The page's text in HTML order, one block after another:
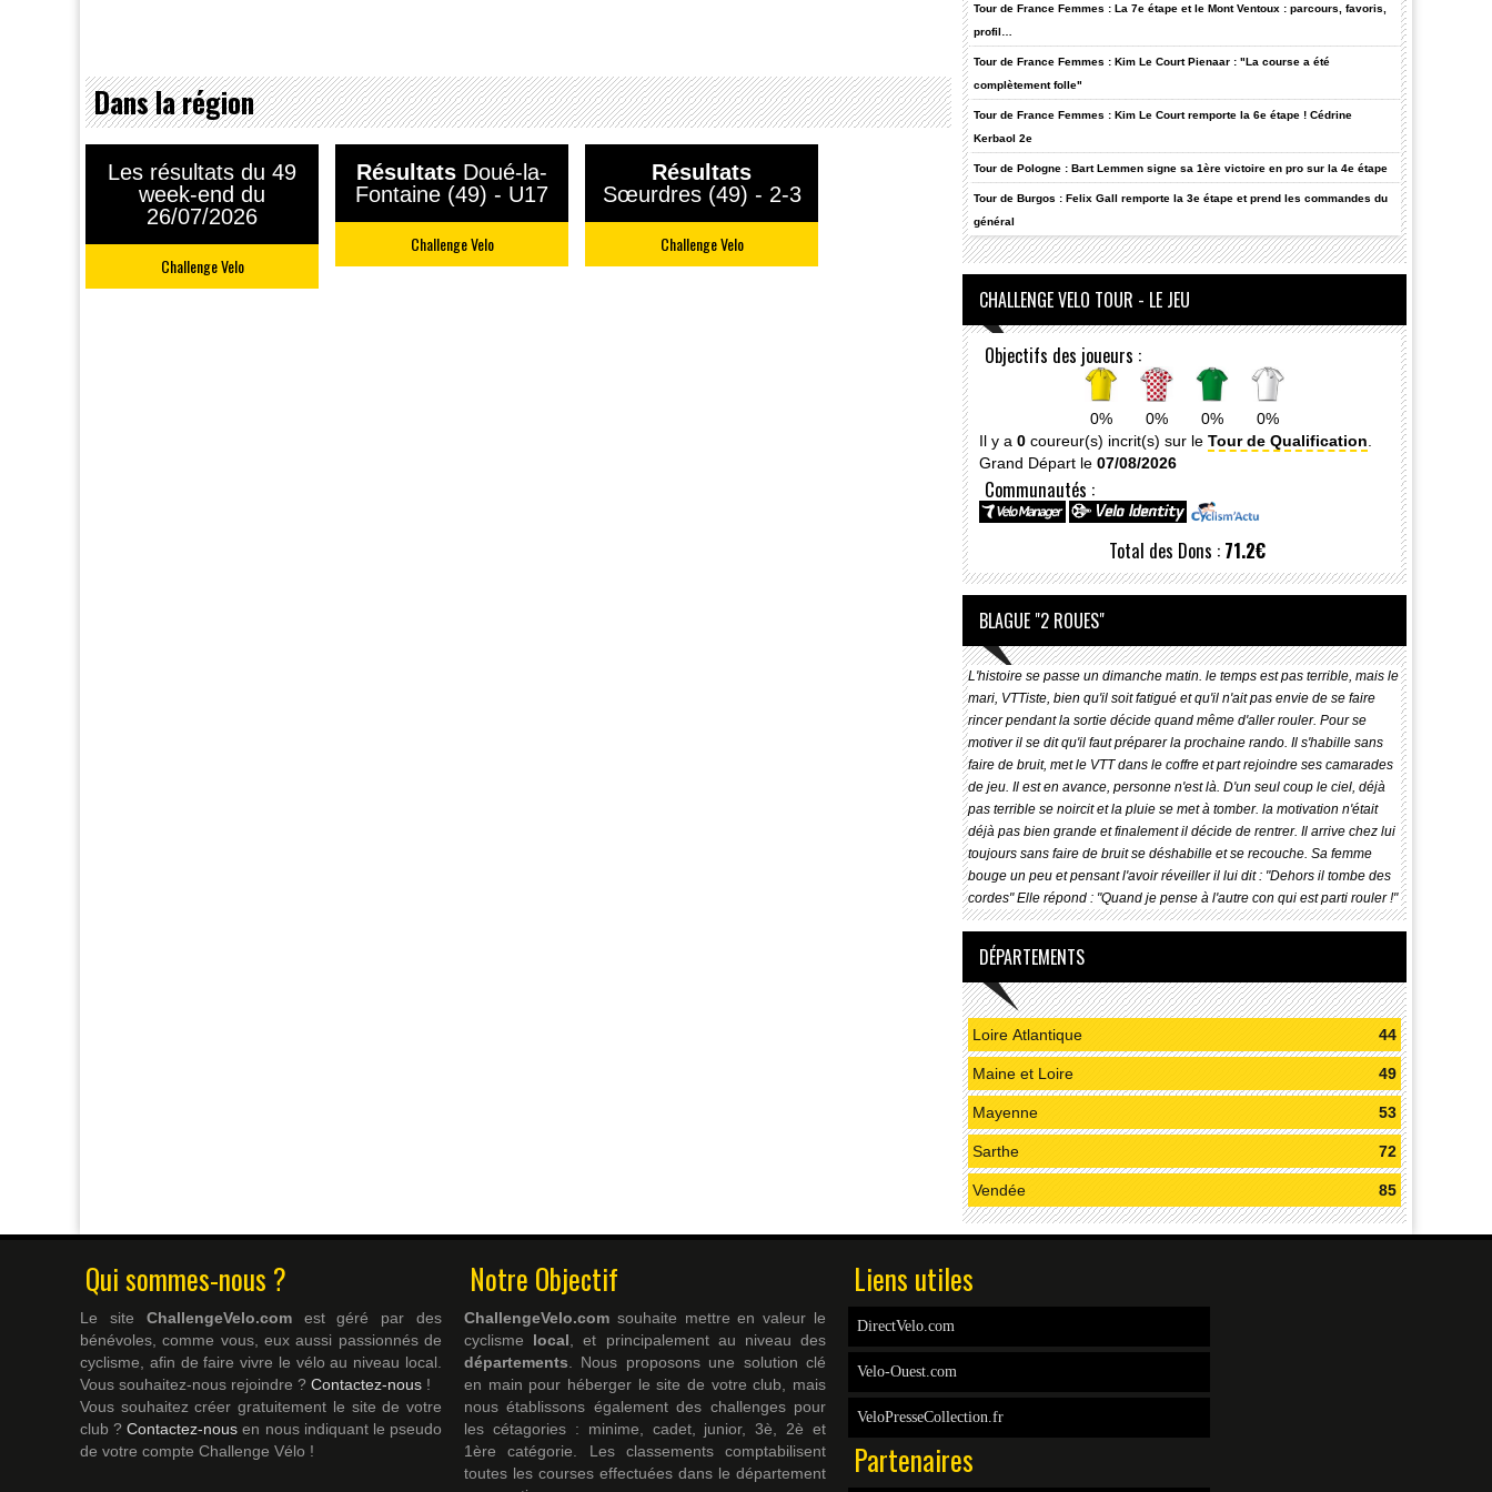
Dans la région
Les résultats du 49
week-end du
26/07/2026
Challenge Velo
Résultats Doué-la-
Fontaine (49) - U17
Challenge Velo
Résultats
Sœurdres (49) - 2-3
Challenge Velo
Tour de France Femmes : La 7e étape et le Mont Ventoux : parcours, favoris,
profil…
Tour de France Femmes : Kim Le Court Pienaar : "La course a été
complètement folle"
Tour de France Femmes : Kim Le Court remporte la 6e étape ! Cédrine
Kerbaol 2e
Tour de Pologne : Bart Lemmen signe sa 1ère victoire en pro sur la 4e étape
Tour de Burgos : Felix Gall remporte la 3e étape et prend les commandes du
général
CHALLENGE VELO TOUR - LE JEU
Objectifs des joueurs :
0% 0% 0%
0%
Il y a 0 coureur(s) incrit(s) sur le Tour de Qualification.
Grand Départ le 07/08/2026
Communautés :
Total des Dons : 71.2€
BLAGUE "2 ROUES"
L'histoire se passe un dimanche matin. le temps est pas terrible, mais le
mari, VTTiste, bien qu'il soit fatigué et qu'il n'ait pas envie de se faire
rincer pendant la sortie décide quand même d'aller rouler. Pour se
motiver il se dit qu'il faut préparer la prochaine rando. Il s'habille sans
faire de bruit, met le VTT dans le coffre et part rejoindre ses camarades
de jeu. Il est en avance, personne n'est là. D'un seul coup le ciel, déjà
pas terrible se noircit et la pluie se met à tomber. la motivation n'était
déjà pas bien grande et finalement il décide de rentrer. Il arrive chez lui
toujours sans faire de bruit se déshabille et se recouche. Sa femme
bouge un peu et pensant l'avoir réveiller il lui dit : "Dehors il tombe des
cordes" Elle répond : "Quand je pense à l'autre con qui est parti rouler !"
DÉPARTEMENTS
Loire Atlantique 44
Maine et Loire 49
Mayenne 53
Sarthe 72
Vendée 85
Qui sommes-nous ?
Le site ChallengeVelo.comest géré par des
bénévoles, comme vous, eux aussi passionnés de
cyclisme, afin de faire vivre le vélo au niveau local.
Vous souhaitez-nous rejoindre ? Contactez-nous !
Vous souhaitez créer gratuitement le site de votre
club ?Contactez-nous en nous indiquant le pseudo
de votre compte Challenge Vélo !
Notre Objectif
ChallengeVelo.com souhaite mettre en valeur le
cyclisme local, et principalement au niveau des
départements. Nous proposons une solution clé
en main pour héberger le site de votre club, mais
nous établissons également des challenges pour
les cétagories : minime, cadet, junior, 3è, 2è et
1ère catégorie. Les classements comptabilisent
toutes les courses effectuées dans le département
Liens utiles
DirectVelo.com
Velo-Ouest.com
VeloPresseCollection.fr
Partenaires